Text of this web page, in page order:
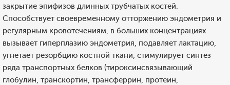
закрытие эпифизов длинных трубчатых костей.
Способствует своевременному отторжению эндометрия и
регулярным кровотечениям, в больших концентрациях
вызывает гиперплазию эндометрия, подавляет лактацию,
угнетает резорбцию костной ткани, стимулирует синтез
ряда транспортных белков (тироксинсвязывающий
глобулин, транскортин, трансферрин, протеин,